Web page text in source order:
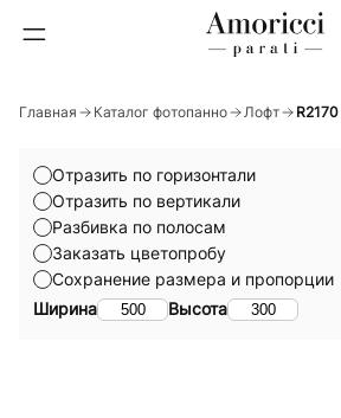
Главная Каталог фотопанно Лофт R2170
Ширина Высота
Сохранение размера и пропорции
Отразить по горизонтали
Отразить по вертикали
Разбивка по полосам
Заказать цветопробу